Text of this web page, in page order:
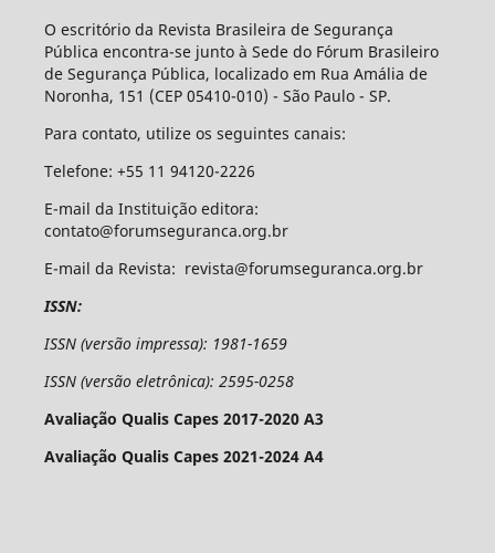
O escritório da Revista Brasileira de Segurança
Pública encontra-se junto à Sede do Fórum Brasileiro
de Segurança Pública, localizado em Rua Amália de
Noronha, 151 (CEP 05410-010) - São Paulo - SP.
Para contato, utilize os seguintes canais:
Telefone: +55 11 94120-2226
E-mail da Instituição editora:
contato@forumseguranca.org.br
E-mail da Revista: revista@forumseguranca.org.br
ISSN:
ISSN (versão impressa): 1981-1659
ISSN (versão eletrônica): 2595-0258
Avaliação Qualis Capes 2017-2020 A3
Avaliação Qualis Capes 2021-2024 A4